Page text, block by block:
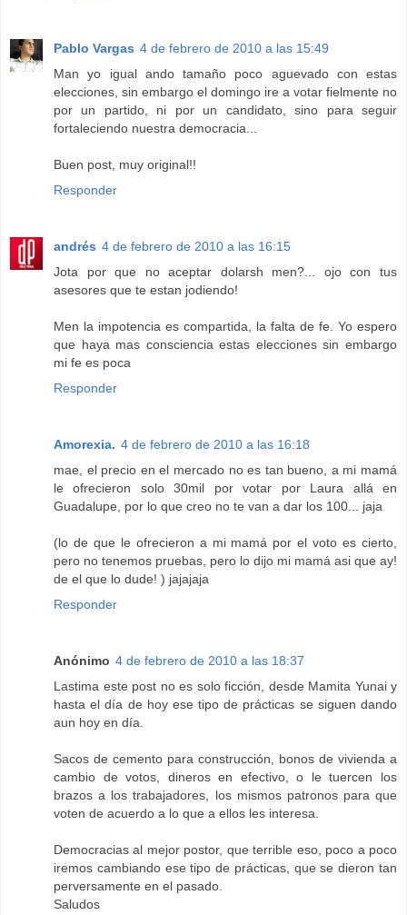
Pablo Vargas 4 de febrero de 2010 a las 15:49
Man yo igual ando tamaño poco aguevado con estas
elecciones, sin embargo el domingo ire a votar fielmente no
por un partido, ni por un candidato, sino para seguir
fortaleciendo nuestra democracia...
Buen post, muy original!!
Responder
andrés 4 de febrero de 2010 a las 16:15
Jota por que no aceptar dolarsh men?... ojo con tus
asesores que te estan jodiendo!
Men la impotencia es compartida, la falta de fe. Yo espero
que haya mas consciencia estas elecciones sin embargo
mi fe es poca
Responder
Amorexia. 4 de febrero de 2010 a las 16:18
mae, el precio en el mercado no es tan bueno, a mi mamá
le ofrecieron solo 30mil por votar por Laura allá en
Guadalupe, por lo que creo no te van a dar los 100... jaja
(lo de que le ofrecieron a mi mamá por el voto es cierto,
pero no tenemos pruebas, pero lo dijo mi mamá asi que ay!
de el que lo dude! ) jajajaja
Responder
Anónimo 4 de febrero de 2010 a las 18:37
Lastima este post no es solo ficción, desde Mamita Yunai y
hasta el día de hoy ese tipo de prácticas se siguen dando
aun hoy en día.
Sacos de cemento para construcción, bonos de vivienda a
cambio de votos, dineros en efectivo, o le tuercen los
brazos a los trabajadores, los mismos patronos para que
voten de acuerdo a lo que a ellos les interesa.
Democracias al mejor postor, que terrible eso, poco a poco
iremos cambiando ese tipo de prácticas, que se dieron tan
perversamente en el pasado.
Saludos